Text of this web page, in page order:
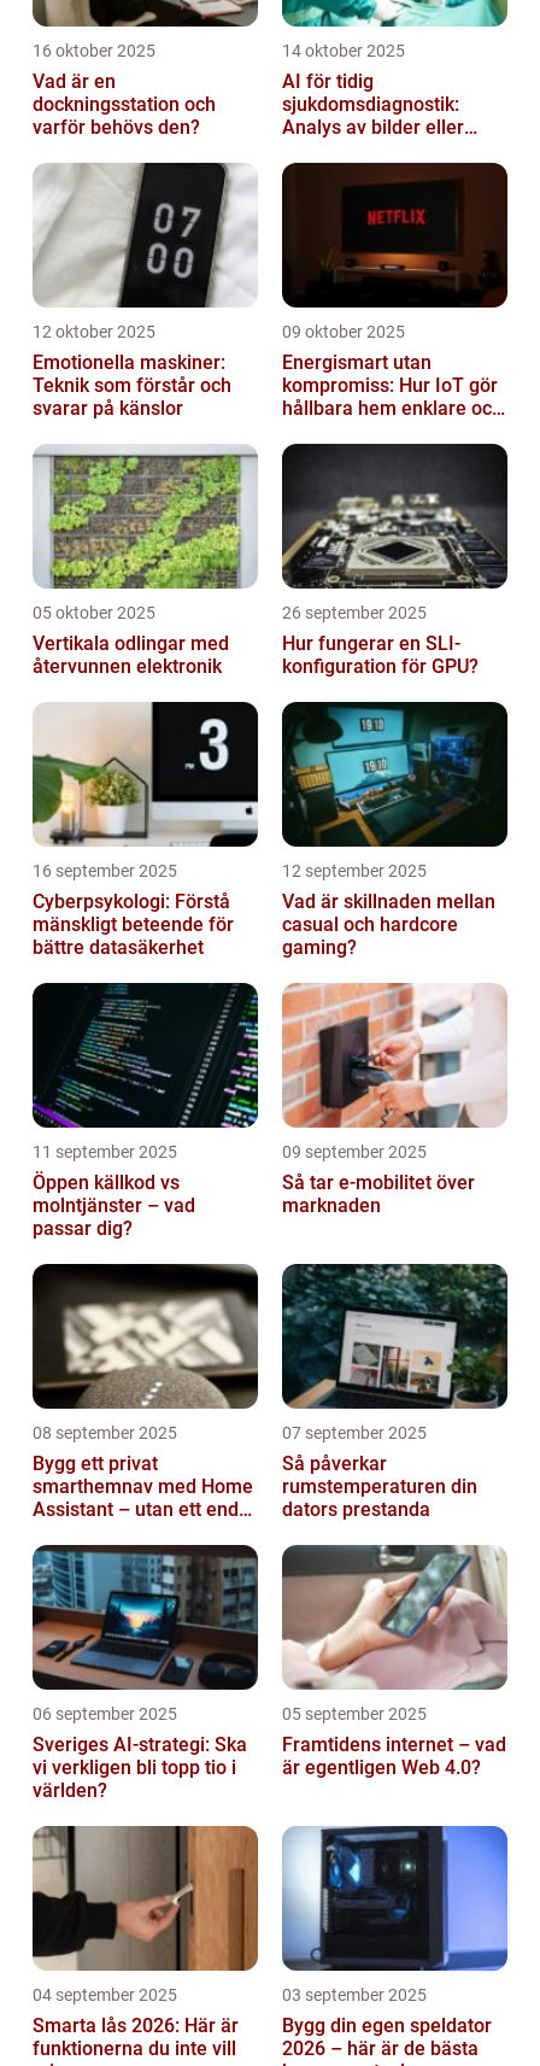
16 oktober 2025
Vad är en
dockningsstation och
varför behövs den?
14 oktober 2025
AI för tidig
sjukdomsdiagnostik:
Analys av bilder eller
12 oktober 2025
Emotionella maskiner:
Teknik som förstår och
svarar på känslor
09 oktober 2025
Energismart utan
kompromiss: Hur IoT gör
hållbara hem enklare och
05 oktober 2025
Vertikala odlingar med
återvunnen elektronik
26 september 2025
Hur fungerar en SLI-
konfiguration för GPU?
16 september 2025
Cyberpsykologi: Förstå
mänskligt beteende för
bättre datasäkerhet
12 september 2025
Vad är skillnaden mellan
casual och hardcore
gaming?
11 september 2025
Öppen källkod vs
molntjänster – vad
passar dig?
09 september 2025
Så tar e-mobilitet över
marknaden
08 september 2025
Bygg ett privat
smarthemnav med Home
Assistant – utan ett enda
07 september 2025
Så påverkar
rumstemperaturen din
dators prestanda
06 september 2025
Sveriges AI-strategi: Ska
vi verkligen bli topp tio i
världen?
05 september 2025
Framtidens internet – vad
är egentligen Web 4.0?
04 september 2025
Smarta lås 2026: Här är
funktionerna du inte vill
03 september 2025
Bygg din egen speldator
2026 – här är de bästa